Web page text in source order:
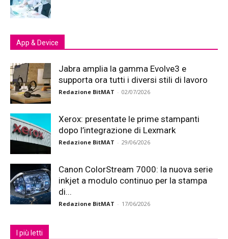
App & Device
Jabra amplia la gamma Evolve3 e
supporta ora tutti i diversi stili di lavoro
Redazione BitMAT - 02/07/2026
Xerox: presentate le prime stampanti
dopo l’integrazione di Lexmark
Redazione BitMAT - 29/06/2026
Canon ColorStream 7000: la nuova serie
inkjet a modulo continuo per la stampa
di...
Redazione BitMAT - 17/06/2026
I più letti